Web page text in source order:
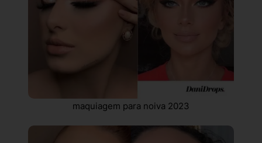
maquiagem para noiva 2023